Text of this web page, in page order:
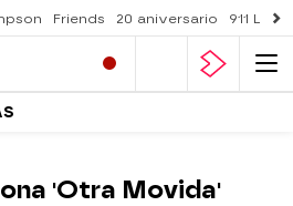
Friends 20 aniversario 911
'Otra Movida'